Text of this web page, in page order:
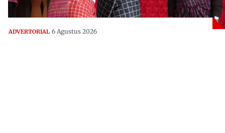
ADVERTORIAL 6 Agustus 2026